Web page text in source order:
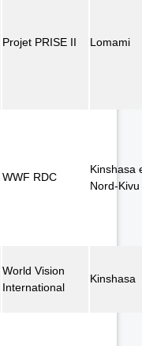
Projet PRISE II Lomami
WWF RDC
Kinshasa
Nord-Kivu
World Vision
International
Kinshasa